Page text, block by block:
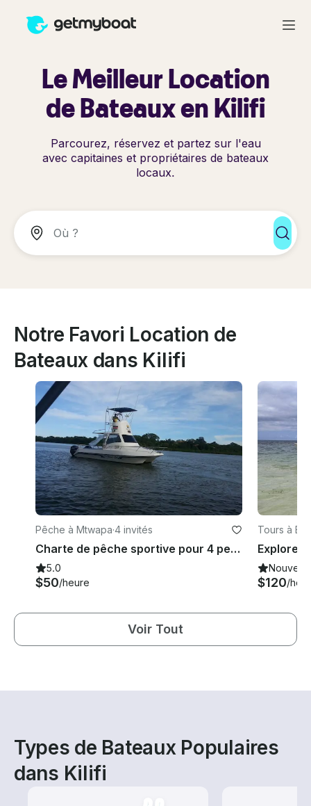
Le Meilleur Location
de Bateaux en Kilifi
Parcourez, réservez et partez sur l'eau
avec capitaines et propriétaires de bateaux
locaux.
Notre Favori Location de
Bateaux dans Kilifi
Pêche à Mtwapa·4 invités
Charte de pêche sportive pour 4 personnes à Mtwapa, Kenya
5.0
$50/heure
Tours à
Nouveau
$120/
Voir Tout
Types de Bateaux Populaires
dans Kilifi